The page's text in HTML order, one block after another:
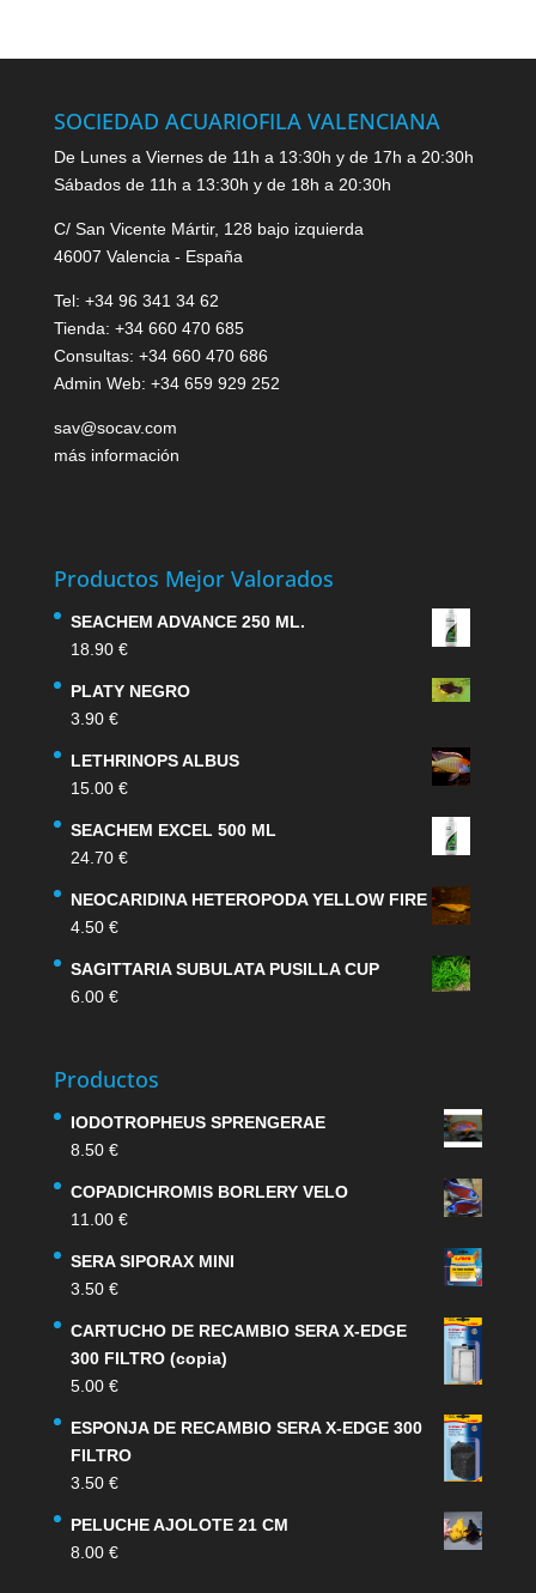
SOCIEDAD ACUARIOFILA VALENCIANA
De Lunes a Viernes de 11h a 13:30h y de 17h a 20:30h
Sábados de 11h a 13:30h y de 18h a 20:30h
C/ San Vicente Mártir, 128 bajo izquierda
46007 Valencia - España
Tel: +34 96 341 34 62
Tienda: +34 660 470 685
Consultas: +34 660 470 686
Admin Web: +34 659 929 252
sav@socav.com
más información
Productos Mejor Valorados
SEACHEM ADVANCE 250 ML.
18.90 €
PLATY NEGRO
3.90 €
LETHRINOPS ALBUS
15.00 €
SEACHEM EXCEL 500 ML
24.70 €
NEOCARIDINA HETEROPODA YELLOW FIRE
4.50 €
SAGITTARIA SUBULATA PUSILLA CUP
6.00 €
Productos
IODOTROPHEUS SPRENGERAE
8.50 €
COPADICHROMIS BORLERY VELO
11.00 €
SERA SIPORAX MINI
3.50 €
CARTUCHO DE RECAMBIO SERA X-EDGE
300 FILTRO (copia)
5.00 €
ESPONJA DE RECAMBIO SERA X-EDGE 300
FILTRO
3.50 €
PELUCHE AJOLOTE 21 CM
8.00 €